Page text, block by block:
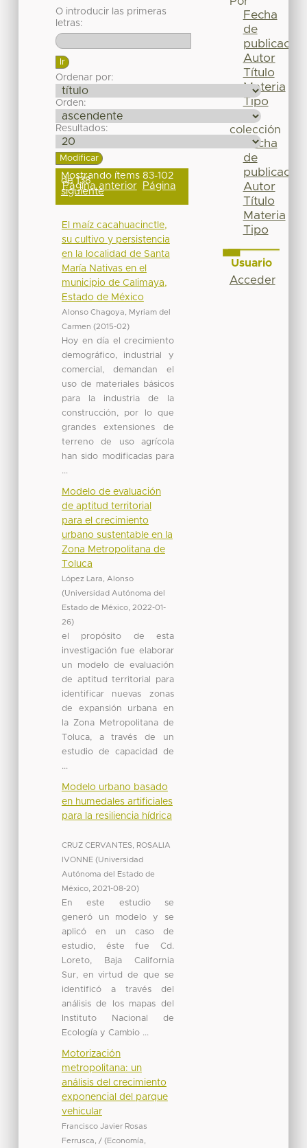
O introducir las primeras
letras:
Ordenar por:
Orden:
Resultados:
Mostrando ítems 83-102
de 138
Página anterior Página
siguiente
El maíz cacahuacinctle,
su cultivo y persistencia
en la localidad de Santa
María Nativas en el
municipio de Calimaya,
Estado de México
Alonso Chagoya, Myriam del
Carmen (2015-02)
Hoy en día el crecimiento
demográfico, industrial y
comercial, demandan el
uso de materiales básicos
para la industria de la
construcción, por lo que
grandes extensiones de
terreno de uso agrícola
han sido modificadas para
...
Modelo de evaluación
de aptitud territorial
para el crecimiento
urbano sustentable en la
Zona Metropolitana de
Toluca
López Lara, Alonso
(Universidad Autónoma del
Estado de México, 2022-01-
26)
el propósito de esta
investigación fue elaborar
un modelo de evaluación
de aptitud territorial para
identificar nuevas zonas
de expansión urbana en
la Zona Metropolitana de
Toluca, a través de un
estudio de capacidad de
...
Modelo urbano basado
en humedales artificiales
para la resiliencia hídrica
CRUZ CERVANTES, ROSALIA
IVONNE (Universidad
Autónoma del Estado de
México, 2021-08-20)
En este estudio se
generó un modelo y se
aplicó en un caso de
estudio, éste fue Cd.
Loreto, Baja California
Sur, en virtud de que se
identificó a través del
análisis de los mapas del
Instituto Nacional de
Ecología y Cambio ...
Motorización
metropolitana: un
análisis del crecimiento
exponencial del parque
vehicular
Francisco Javier Rosas
Ferrusca, / (Economía,
Fecha
de
publicación
Autor
Título
Materia
Tipo
colección
Fecha
de
publicación
Autor
Título
Materia
Tipo
Usuario
Acceder